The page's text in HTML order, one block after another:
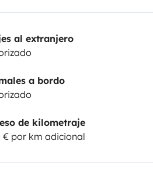
al extranjero
a bordo
de kilometraje
€ por km adicional